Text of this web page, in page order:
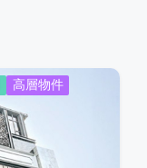
高層物件